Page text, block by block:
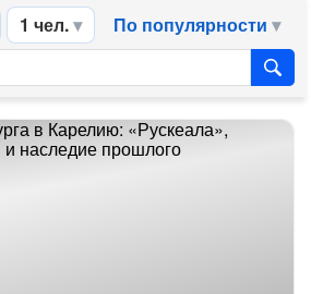
1 чел. По популярности